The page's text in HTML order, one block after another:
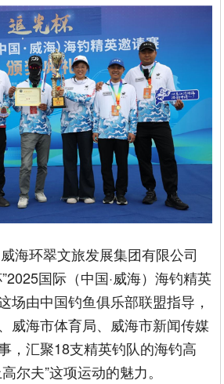
海环翠文旅发展集团有限公司
国际（中国·威海）海钓精英
场由中国钓鱼俱乐部联盟指导，
威海市体育局、威海市新闻传媒
，汇聚18支精英钓队的海钓高
尔夫”这项运动的魅力。